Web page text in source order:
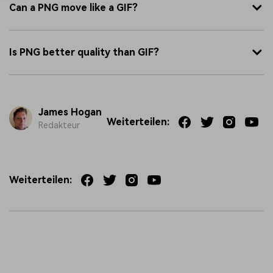
Can a PNG move like a GIF?
Is PNG better quality than GIF?
James Hogan
Redakteur Weiterteilen:
Weiterteilen: